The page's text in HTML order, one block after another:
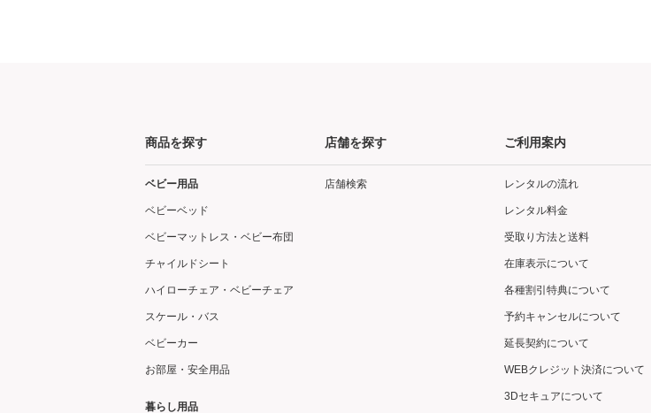
商品を探す
ベビー用品
ベビーベッド
ベビーマットレス・ベビー布団
チャイルドシート
ハイローチェア・ベビーチェア
スケール・バス
ベビーカー
お部屋・安全用品
暮らし用品
店舗を探す
店舗検索
ご利用案内
レンタルの流れ
レンタル料金
受取り方法と送料
在庫表示について
各種割引特典について
予約キャンセルについて
延長契約について
WEBクレジット決済について
3Dセキュアについて